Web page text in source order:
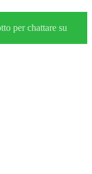
per chattare su